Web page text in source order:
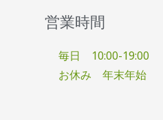
営業時間
毎日 10:00-19:00
お休み 年末年始